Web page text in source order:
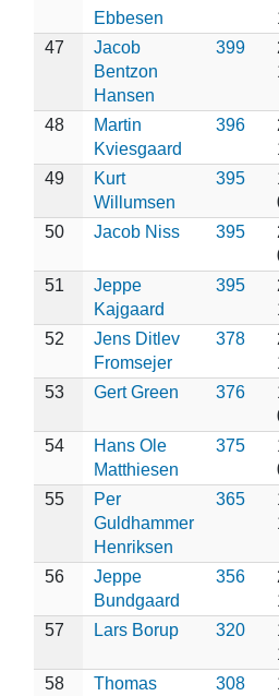
Ebbesen
47
Jacob
Bentzon
Hansen
399
48
Martin
Kviesgaard
396
49
Kurt
Willumsen
395
50 Jacob Niss 395
51
Jeppe
Kajgaard
395
52
Jens Ditlev
Fromsejer
378
53 Gert Green 376
54
Hans Ole
Matthiesen
375
55
Per
Guldhammer
Henriksen
365
56
Jeppe
Bundgaard
356
57 Lars Borup 320
58
Thomas
308